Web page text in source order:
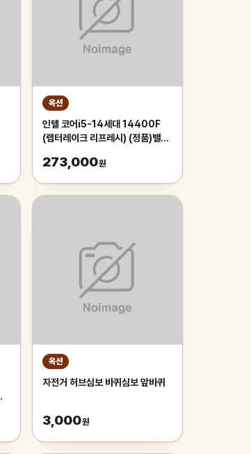
옥션
인텔 코어i5-14세대 14400F
(랩터레이크 리프레시) (정품)밸류
273,000원
옥션
자전거 허브심보 바퀴심보 앞바퀴
3,000원